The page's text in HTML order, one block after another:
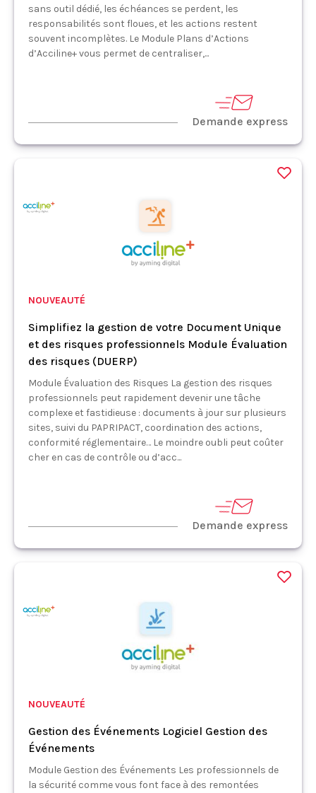
sans outil dédié, les échéances se perdent, les
responsabilités sont floues, et les actions restent
souvent incomplètes. Le Module Plans d’Actions
d’Acciline+ vous permet de centraliser,...
Demande express
NOUVEAUTÉ
Simplifiez la gestion de votre Document Unique
et des risques professionnels Module Évaluation
des risques (DUERP)
Module Évaluation des Risques La gestion des risques
professionnels peut rapidement devenir une tâche
complexe et fastidieuse : documents à jour sur plusieurs
sites, suivi du PAPRIPACT, coordination des actions,
conformité réglementaire… Le moindre oubli peut coûter
cher en cas de contrôle ou d’acc...
Demande express
NOUVEAUTÉ
Gestion des Événements Logiciel Gestion des
Événements
Module Gestion des Événements Les professionnels de
la sécurité comme vous font face à des remontées